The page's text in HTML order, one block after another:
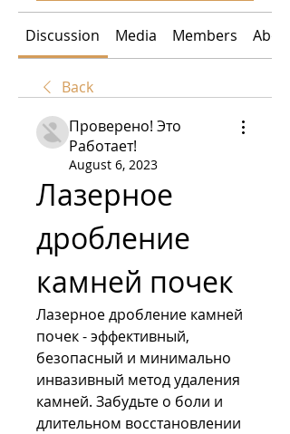
Discussion Media Members About
Back
Проверено! Это
Работает!
August 6, 2023
Лазерное
дробление
камней почек
Лазерное дробление камней
почек - эффективный,
безопасный и минимально
инвазивный метод удаления
камней. Забудьте о боли и
длительном восстановлении